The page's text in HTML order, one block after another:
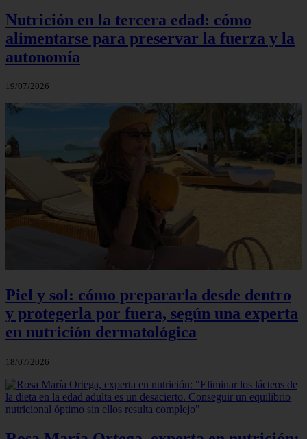
Nutrición en la tercera edad: cómo
alimentarse para preservar la fuerza y la
autonomía
19/07/2026
Piel y sol: cómo prepararla desde dentro
y protegerla por fuera, según una experta
en nutrición dermatológica
18/07/2026